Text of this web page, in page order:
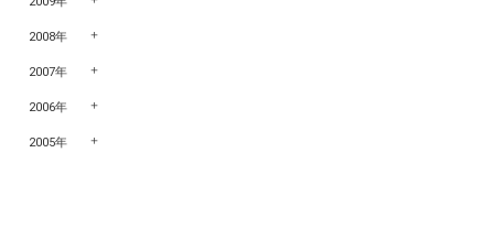
2008年
2007年
2006年
2005年